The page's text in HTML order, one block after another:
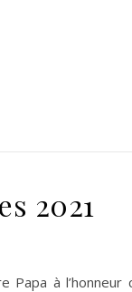
2021
à l’honneur